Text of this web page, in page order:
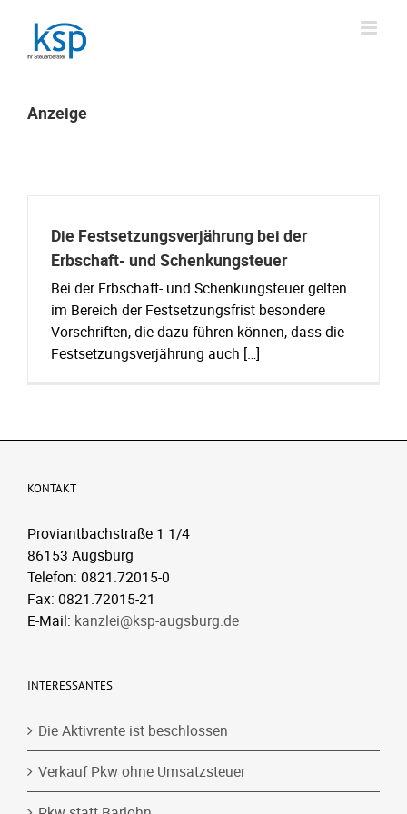
content
Anzeige
Die Festsetzungsverjährung bei der
Erbschaft- und Schenkungsteuer
Bei der Erbschaft- und Schenkungsteuer gelten
im Bereich der Festsetzungsfrist besondere
Vorschriften, die dazu führen können, dass die
Festsetzungsverjährung auch […]
KONTAKT
Proviantbachstraße 1 1/4
86153 Augsburg
Telefon: 0821.72015-0
Fax: 0821.72015-21
E-Mail: kanzlei@ksp-augsburg.de
INTERESSANTES
Die Aktivrente ist beschlossen
Verkauf Pkw ohne Umsatzsteuer